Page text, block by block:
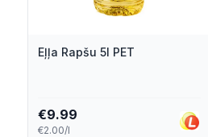
Eļļa Rapšu 5l PET
€9.99
€2.00/l